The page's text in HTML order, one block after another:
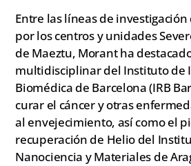
Entre las líneas de
por los centros y unidades
de Maeztu, Morant ha
multidisciplinar del Instituto de
Biomédica de Barcelona (IRB
curar el cáncer y otras
al envejecimiento, así como el
recuperación de Helio del
Nanociencia y Materiales de